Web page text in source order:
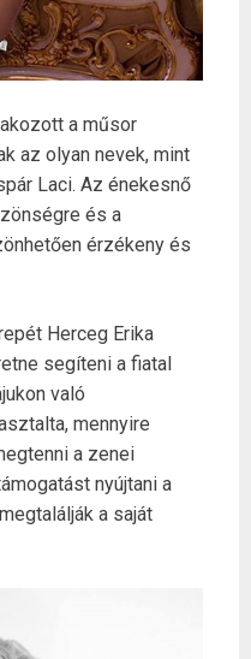
a műsor
az olyan nevek, mint
Laci. Az énekesnő
és a
érzékeny és
Herceg Erika
segíteni a fiatal
való
mennyire
a zenei
nyújtani a
a saját